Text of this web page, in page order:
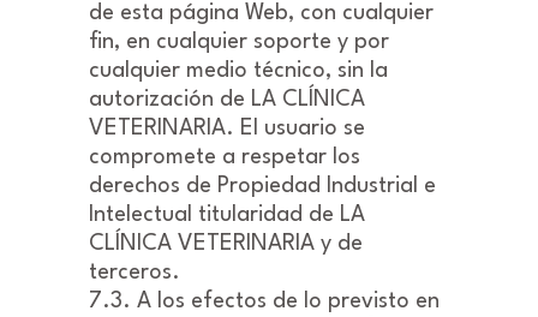
de esta página Web, con cualquier
fin, en cualquier soporte y por
cualquier medio técnico, sin la
autorización de LA CLÍNICA
VETERINARIA. El usuario se
compromete a respetar los
derechos de Propiedad Industrial e
Intelectual titularidad de LA
CLÍNICA VETERINARIA y de
terceros.
7.3. A los efectos de lo previsto en